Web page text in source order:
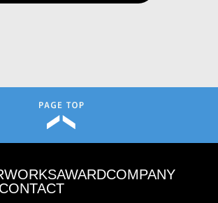
WORKSAWARDCOMPANY